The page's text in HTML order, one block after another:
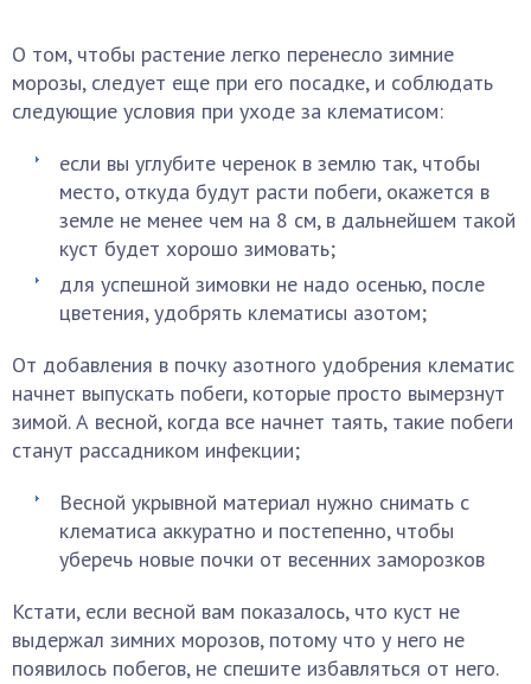
О том, чтобы растение легко перенесло зимние
морозы, следует еще при его посадке, и соблюдать
следующие условия при уходе за клематисом:
если вы углубите черенок в землю так, чтобы
место, откуда будут расти побеги, окажется в
земле не менее чем на 8 см, в дальнейшем такой
куст будет хорошо зимовать;
для успешной зимовки не надо осенью, после
цветения, удобрять клематисы азотом;
От добавления в почку азотного удобрения клематис
начнет выпускать побеги, которые просто вымерзнут
зимой. А весной, когда все начнет таять, такие побеги
станут рассадником инфекции;
Весной укрывной материал нужно снимать с
клематиса аккуратно и постепенно, чтобы
уберечь новые почки от весенних заморозков
Кстати, если весной вам показалось, что куст не
выдержал зимних морозов, потому что у него не
появилось побегов, не спешите избавляться от него.